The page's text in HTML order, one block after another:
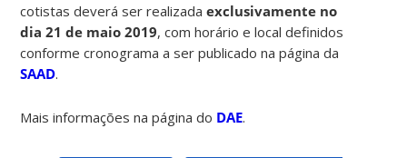
cotistas deverá ser realizadaexclusivamente no
dia 21 de maio 2019, com horário e local definidos
conforme cronograma a ser publicado na página da
SAAD.
Mais informações na página do DAE.